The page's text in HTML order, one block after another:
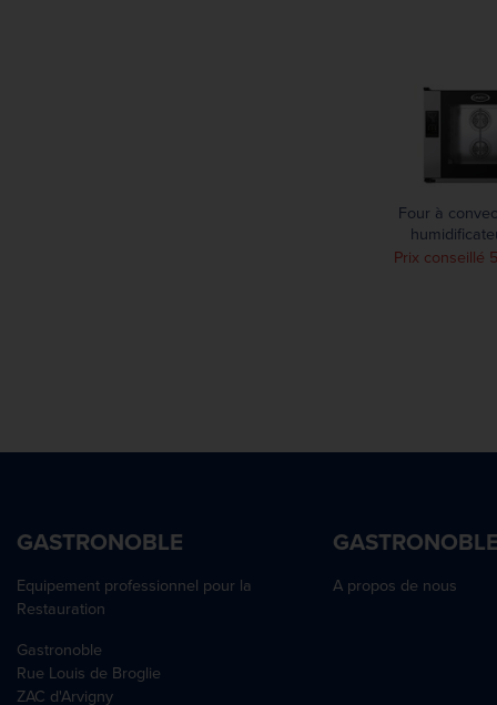
Four à
Bakerlux
Prix conseillé
GASTRONOBLE
Equipement professionnel pour la
Restauration
Gastronoble
Rue Louis de Broglie
ZAC d'Arvigny
A propos de nous